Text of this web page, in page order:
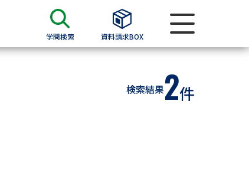
学問検索 資料請求BOX
検索結果2件